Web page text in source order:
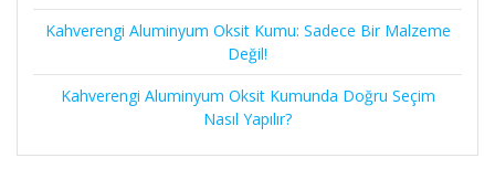
Kahverengi Aluminyum Oksit Kumu: Sadece Bir Malzeme
Değil!
Kahverengi Aluminyum Oksit Kumunda Doğru Seçim
Nasıl Yapılır?